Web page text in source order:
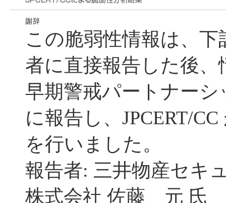
この脆弱性情報は、
者に直接報告した後
早期警戒パートナーシ
に報告し、JPCERT/
を行いました。
報告者: 三井物産セキ
株式会社 佐藤 元 氏